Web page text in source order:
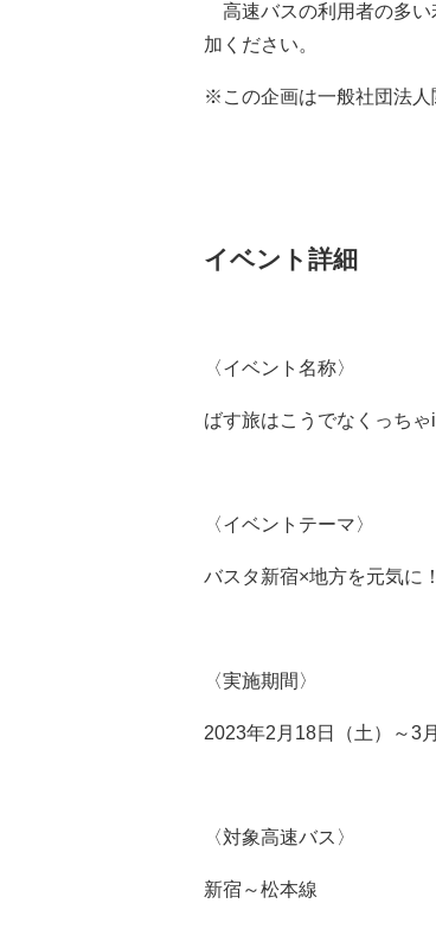
高速バスの利用者の多い
加ください。
※この企画は一般社団法人
イベント詳細
〈イベント名称〉
ばす旅はこうでなくっちゃ
〈イベントテーマ〉
バスタ新宿×地方を元気に
〈実施期間〉
2023年2月18日（土）～3
〈対象高速バス〉
新宿～松本線